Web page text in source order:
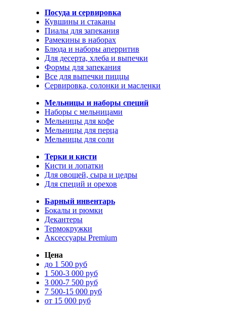
Посуда и сервировка
Кувшины и стаканы
Пиалы для запекания
Рамекины в наборах
Блюда и наборы аперритив
Для десерта, хлеба и выпечки
Формы для запекания
Все для выпечки пиццы
Сервировка, солонки и масленки
Мельницы и наборы специй
Наборы с мельницами
Мельницы для кофе
Мельницы для перца
Мельницы для соли
Терки и кисти
Кисти и лопатки
Для овощей, сыра и цедры
Для специй и орехов
Барный инвентарь
Бокалы и рюмки
Декантеры
Термокружки
Аксессуары Premium
Цена
до 1 500 руб
1 500-3 000 руб
3 000-7 500 руб
7 500-15 000 руб
от 15 000 руб